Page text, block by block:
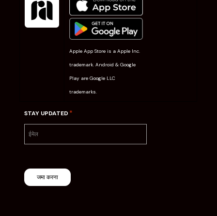
Apple App Store is a Apple Inc.
trademark. Android & Google
Play are Google LLC
trademarks.
STAY UPDATED *
जमा करना